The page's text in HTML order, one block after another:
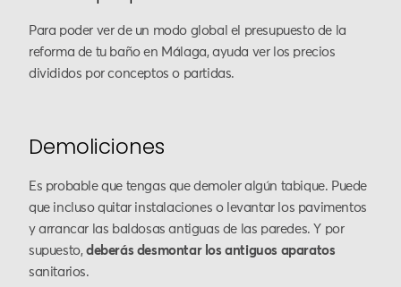
Para poder ver de un modo global el presupuesto de la
reforma de tu baño en Málaga, ayuda ver los precios
divididos por conceptos o partidas.
Demoliciones
Es probable que tengas que demoler algún tabique. Puede
que incluso quitar instalaciones o levantar los pavimentos
y arrancar las baldosas antiguas de las paredes. Y por
supuesto, deberás desmontar los antiguos aparatos
sanitarios.